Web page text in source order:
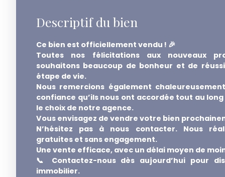
Descriptif du bien
Ce bien est officiellement vendu ! 🎉
Toutes nos félicitations aux nouveaux
souhaitons beaucoup de bonheur et de
étape de vie.
Nous remercions également
confiance qu’ils nous ont accordée tout au
le choix de notre agence.
Vous envisagez de vendre votre bien
N’hésitez pas à nous contacter. Nous
gratuites et sans engagement.
Une vente efficace, avec un délai moyen de
📞 Contactez-nous dès aujourd’hui pour
immobilier.